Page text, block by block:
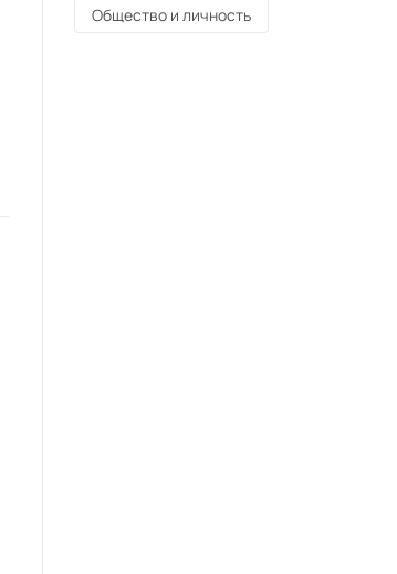
Общество и личность